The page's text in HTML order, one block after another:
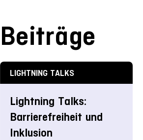
Beiträge
LIGHTNING TALKS
Lightning Talks:
Barrierefreiheit und
Inklusion